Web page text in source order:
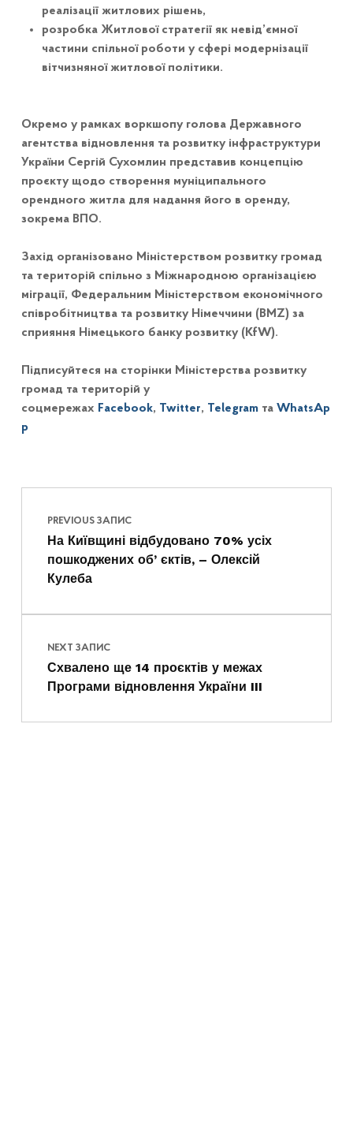
реалізації житлових рішень,
розробка Житлової стратегії як невід’ємної
частини спільної роботи у сфері модернізації
вітчизняної житлової політики.
Окремо у рамках воркшопу голова Державного
агентства відновлення та розвитку інфраструктури
України Сергій Сухомлин представив концепцію
проєкту щодо створення муніципального
орендного житла для надання його в оренду,
зокрема ВПО.
Захід організовано Міністерством розвитку громад
та територій спільно з Міжнародною організацією
міграції, Федеральним Міністерством економічного
співробітництва та розвитку Німеччини (BMZ) за
сприяння Німецького банку розвитку (KfW).
Підписуйтеся на сторінки Міністерства розвитку
громад та територій у
соцмережах Facebook, Twitter, Telegramта WhatsAp
p
Skip back to main navigation
Навігація записів
PREVIOUS ЗАПИС
На Київщині відбудовано 70% усіх
пошкоджених обʼєктів, – Олексій
Кулеба
NEXT ЗАПИС
Схвалено ще 14 проєктів у межах
Програми відновлення України III